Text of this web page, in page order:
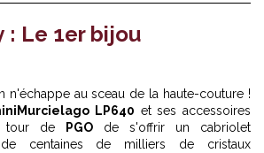
: Le 1er bijou
n'échappe au sceau de la haute-couture !
Murcielago LP640 et ses accessoires
tour de PGO de s'offrir un cabriolet
centaines de milliers de cristaux